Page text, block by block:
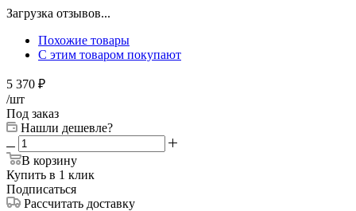
Загрузка отзывов...
Похожие товары
С этим товаром покупают
5 370 ₽
/шт
Под заказ
Нашли дешевле?
В корзину
Купить в 1 клик
Подписаться
Рассчитать доставку